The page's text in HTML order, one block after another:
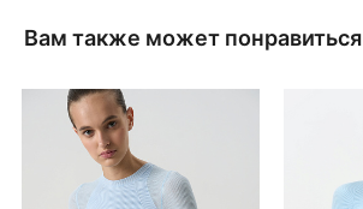
Вам также может понравиться